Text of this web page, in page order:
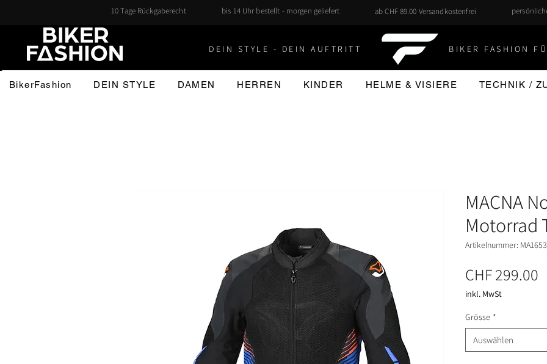
10 Tage Rückgaberecht bis 14 Uhr bestellt - morgen geliefert ab CHF 89.00 Versandkostenfrei
DEIN STYLE - DEIN AUFTRITT BIKER FASHION
BikerFashion DEIN STYLE DAMEN HERREN KINDER HELME & VISIERE TECHNIK /
MACNA
Motorrad
Artikelnummer:
CHF 299.00
inkl. MwSt
Grösse *
Auswählen